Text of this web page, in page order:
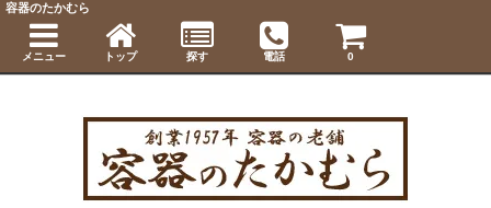
容器のたかむら
メニュー トップ 探す 電話 0